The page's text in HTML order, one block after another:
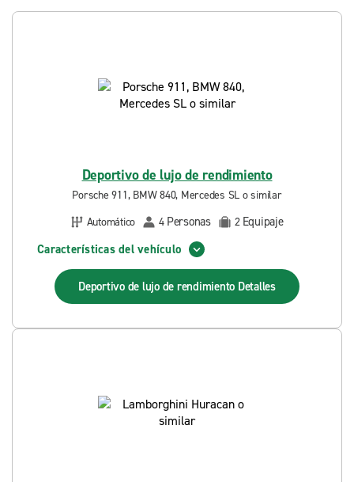
Deportivo de lujo de rendimiento
Porsche 911, BMW 840, Mercedes SL o similar
Automático
4 Personas 2 Equipaje
Características del vehículo
Deportivo de lujo de rendimiento Detalles